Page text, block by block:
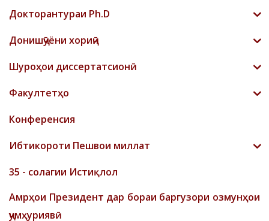
Докторантураи Ph.D
Донишҷӯёни хориҷӣ
Шyроҳои диссертатсионӣ
Факултетҳо
Конференсия
Ибтикороти Пешвои миллат
35 - солагии Истиқлол
Амрҳои Президент дар бораи баргузори озмунҳои
ҷумҳуриявӣ